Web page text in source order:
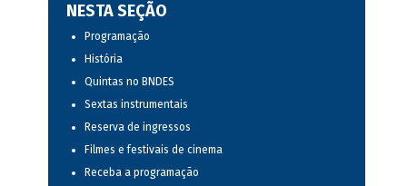
NESTA SEÇÃO
Programação
História
Quintas no BNDES
Sextas instrumentais
Reserva de ingressos
Filmes e festivais de cinema
Receba a programação